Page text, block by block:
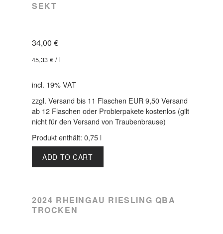
SEKT
34,00 €
45,33 € / l
incl. 19% VAT
zzgl. Versand bis 11 Flaschen EUR 9,50 Versand
ab 12 Flaschen oder Probierpakete kostenlos (gilt
nicht für den Versand von Traubenbrause)
Produkt enthält: 0,75 l
ADD TO CART
2024 RHEINGAU RIESLING QBA
TROCKEN